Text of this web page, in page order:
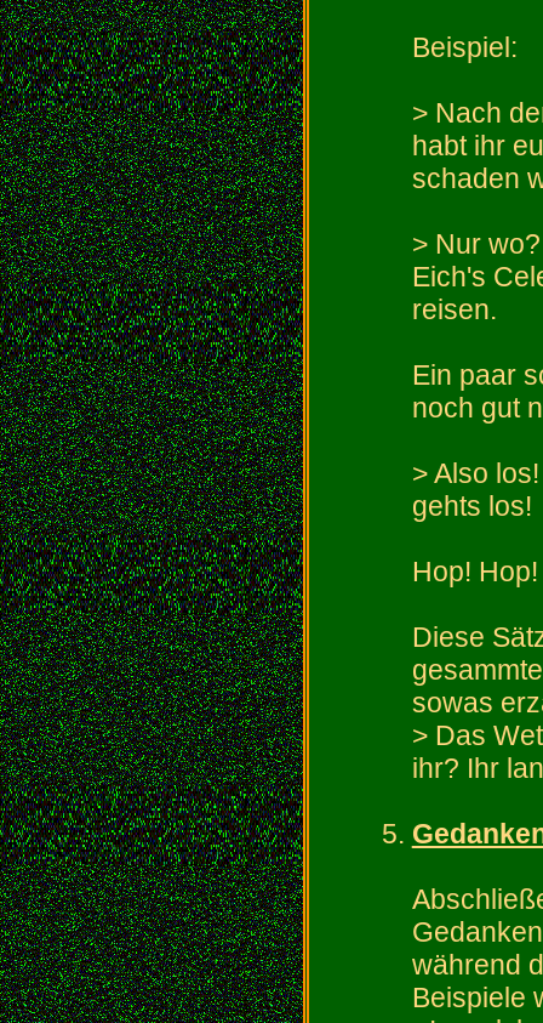
Beispiel:
> Nach
habt ihr
schaden
> Nur
Eich's
reisen.
Ein paar
noch gut
> Also
gehts los!
Hop!
Diese
sowas
> Das
ihr? Ihr
während
Beispiele